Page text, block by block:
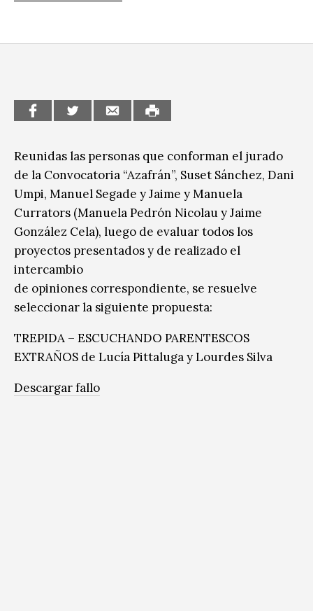
Espacio itinerante de lectura infantil
Infantil y Juvenil
Medio Ambiente
Música
Sin categoría
Reunidas las personas que conforman el jurado
de la Convocatoria “Azafrán”, Suset Sánchez, Dani
Umpi, Manuel Segade y Jaime y Manuela
Currators (Manuela Pedrón Nicolau y Jaime
González Cela), luego de evaluar todos los
proyectos presentados y de realizado el
intercambio
de opiniones correspondiente, se resuelve
seleccionar la siguiente propuesta:
TREPIDA – ESCUCHANDO PARENTESCOS
EXTRAÑOS de Lucía Pittaluga y Lourdes Silva
Descargar fallo